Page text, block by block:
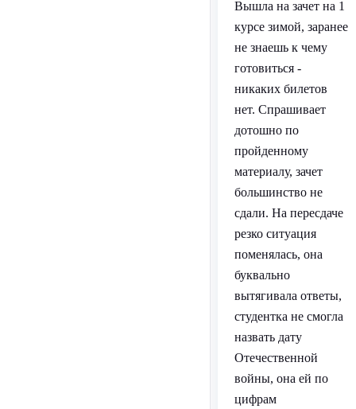
Вышла на зачет на 1
курсе зимой, заранее
не знаешь к чему
готовиться -
никаких билетов
нет. Спрашивает
дотошно по
пройденному
материалу, зачет
большинство не
сдали. На пересдаче
резко ситуация
поменялась, она
буквально
вытягивала ответы,
студентка не смогла
назвать дату
Отечественной
войны, она ей по
цифрам